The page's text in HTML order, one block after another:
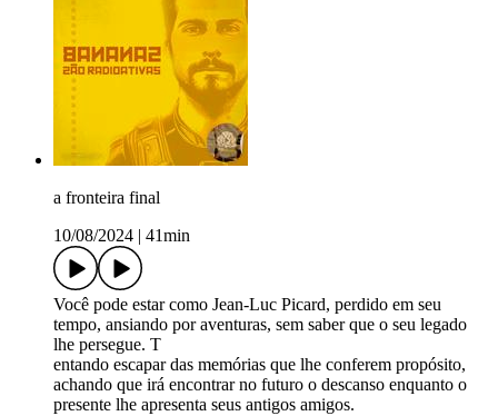
a fronteira final
10/08/2024
41min
Você pode estar como Jean-Luc Picard, perdido em seu
tempo, ansiando por aventuras, sem saber que o seu legado
lhe persegue. T
entando escapar das memórias que lhe conferem propósito,
achando que irá encontrar no futuro o descanso enquanto o
presente lhe apresenta seus antigos amigos. ​